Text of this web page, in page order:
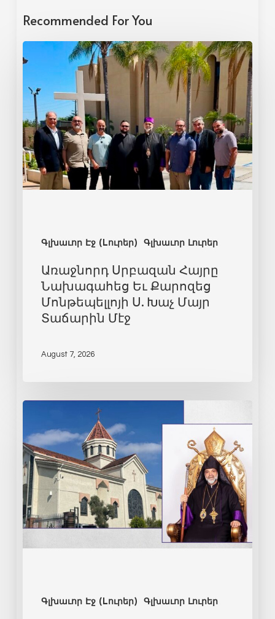
Recommended For You
Գլխաւոր Էջ (Lուրեր) Գլխաւոր Լուրեր
Առաջնորդ Սրբազան Հայրը
Նախագահեց Եւ Քարոզեց
Մոնթեպելլոյի Ս. Խաչ Մայր
Տաճարին Մէջ
August 7, 2026
Գլխաւոր Էջ (Lուրեր) Գլխաւոր Լուրեր